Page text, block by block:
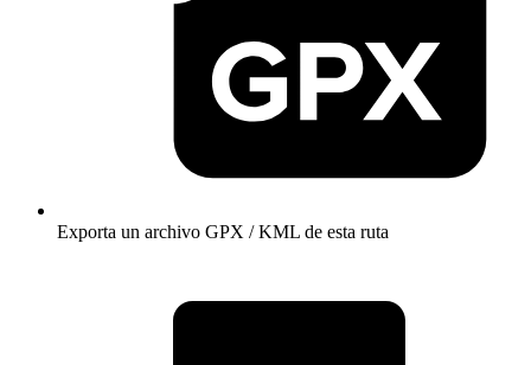
Exporta un archivo GPX / KML de esta ruta